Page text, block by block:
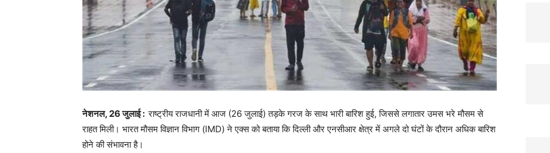
नेशनल, 26 जुलाई :राष्ट्रीय राजधानी में आज (26 जुलाई) तड़के गरज के साथ भारी बारिश हुई, जिससे लगातार उमस भरे मौसम से
राहत मिली। भारत मौसम विज्ञान विभाग (IMD) ने एक्स को बताया कि दिल्ली और एनसीआर क्षेत्र में अगले दो घंटों के दौरान अधिक बारिश
होने की संभावना है।